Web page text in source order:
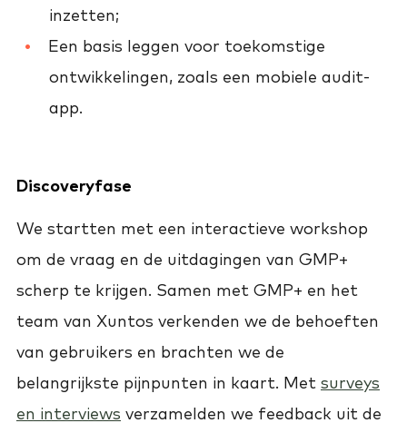
inzetten;
Een basis leggen voor toekomstige
ontwikkelingen, zoals een mobiele audit-
app.
Discoveryfase
We startten met een interactieve workshop
om de vraag en de uitdagingen van GMP+
scherp te krijgen. Samen met GMP+ en het
team van Xuntos verkenden we de behoeften
van gebruikers en brachten we de
belangrijkste pijnpunten in kaart. Met surveys
en interviews verzamelden we feedback uit de